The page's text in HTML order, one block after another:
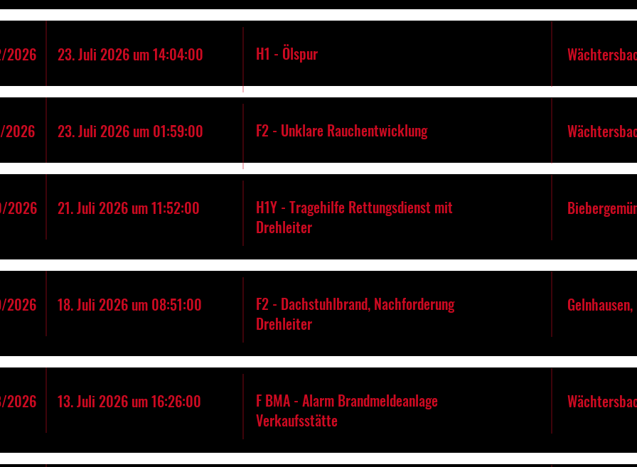
2026 23. Juli 2026 um 14:04:00 H1 - Ölspur
2026 23. Juli 2026 um 01:59:00 F2 - Unklare Rauchentwicklung
2026 21. Juli 2026 um 11:52:00
H1Y - Tragehilfe Rettungsdienst mit
Drehleiter
2026 18. Juli 2026 um 08:51:00
F2 - Dachstuhlbrand, Nachforderung
Drehleiter
2026 13. Juli 2026 um 16:26:00
F BMA - Alarm Brandmeldeanlage
Verkaufsstätte